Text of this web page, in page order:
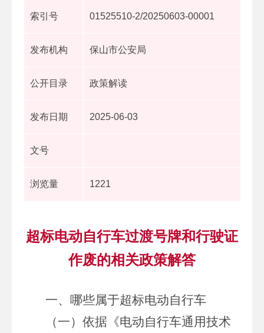
索引号 01525510-2/20250603-00001
发布机构 保山市公安局
公开目录 政策解读
发布日期 2025-06-03
文号
浏览量 1221
超标电动自行车过渡号牌和行驶证
作废的相关政策解答
一、哪些属于超标电动自行车
（一）依据《电动自行车通用技术